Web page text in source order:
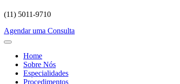
(11) 5011-9710
Agendar uma Consulta
Home
Sobre Nós
Especialidades
Procedimentos